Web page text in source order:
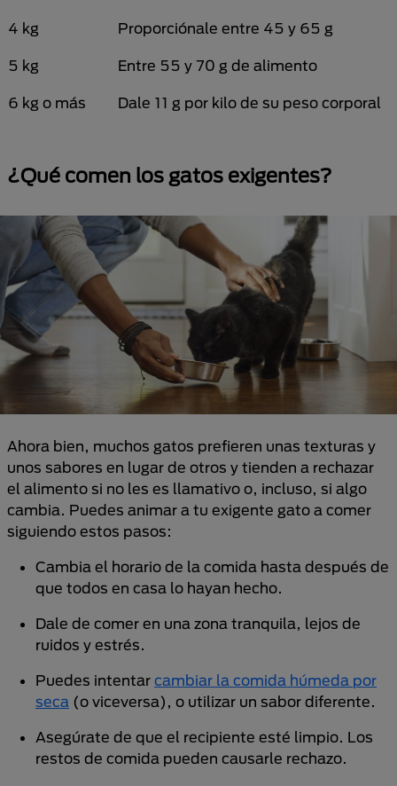
4 kg Proporciónale entre 45 y 65 g
5 kg Entre 55 y 70 g de alimento
6 kg o más Dale 11 g por kilo de su peso corporal
¿Qué comen los gatos exigentes?
Ahora bien, muchos gatos prefieren unas texturas y
unos sabores en lugar de otros y tienden a rechazar
el alimento si no les es llamativo o, incluso, si algo
cambia. Puedes animar a tu exigente gato a comer
siguiendo estos pasos:
Cambia el horario de la comida hasta después de
que todos en casa lo hayan hecho.
Dale de comer en una zona tranquila, lejos de
ruidos y estrés.
Puedes intentar cambiar la comida húmeda por
seca (o viceversa), o utilizar un sabor diferente.
Asegúrate de que el recipiente esté limpio. Los
restos de comida pueden causarle rechazo.